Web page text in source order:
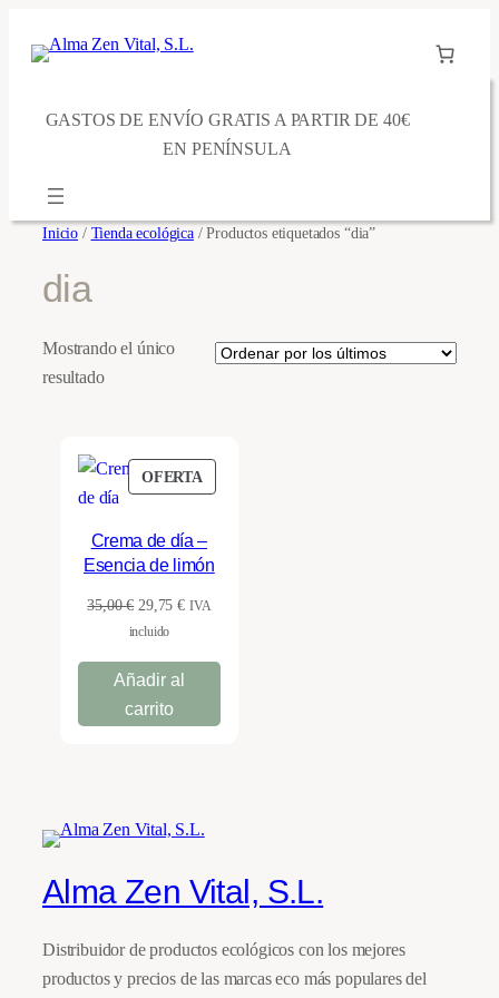
GASTOS DE ENVÍO GRATIS A PARTIR DE 40€
EN PENÍNSULA
Inicio / Tienda ecológica/ Productos etiquetados “dia”
dia
Mostrando el único
resultado
OFERTA
EN
Crema de día –
Esencia de limón
35,00€ El
precio
era:
35,00 €.
29,75€ElIVA
incluido
Añadir al
carrito
Alma Zen Vital, S.L.
Distribuidor de productos ecológicos con los mejores
productos y precios de las marcas eco más populares del